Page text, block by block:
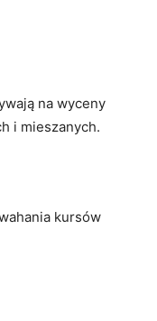
na wyceny
i mieszanych.
kursów